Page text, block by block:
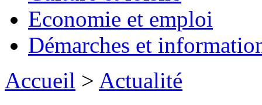
Economie et emploi
Démarches et
Accueil > Actualité